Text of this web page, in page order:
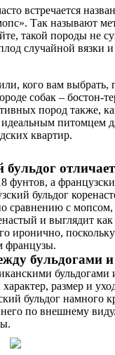
встречается
Так называют
такой породы не
случайной вязки
кого вам выбрать,
собак – бостон-
пород также,
идеальным питомцем
квартир.
фунтов, а
бульдог
сравнению с
и выглядит
иронично,
французы.
бульдогами
бульдогами
размер и
бульдог намного
него по внешнему